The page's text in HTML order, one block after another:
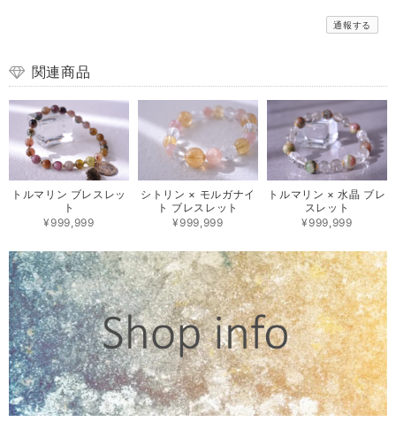
通報する
関連商品
トルマリン ブレスレッ
ト
¥999,999
シトリン × モルガナイ
ト ブレスレット
¥999,999
トルマリン × 水晶 ブレ
スレット
¥999,999